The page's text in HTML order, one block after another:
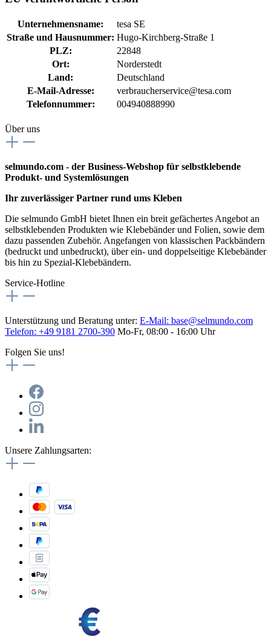
Unternehmensname:
tesa SE
Straße und Hausnummer: Hugo-Kirchberg-Straße 1
PLZ:
22848
Ort:
Norderstedt
Land:
Deutschland
E-Mail-Adresse:
verbraucherservice@tesa.com
Telefonnummer:
004940888990
Über uns
selmundo.com - der Business-Webshop für selbstklebende
Produkt- und Systemlösungen
Ihr zuverlässiger Partner rund ums Kleben
Die selmundo GmbH bietet Ihnen ein breit gefächertes Angebot an
selbstklebenden Produkten wie Klebebänder und Folien, sowie dem
dazu passenden Zubehör. Angefangen von klassischen Packbändern
(bedruckt und unbedruckt), über ein- und doppelseitige Klebebänder
bis hin zu Spezial-Klebebändern.
Service-Hotline
Unterstützung und Beratung unter: E-Mail: base@selmundo.com
Telefon: +49 9181 2700-390 Mo-Fr, 08:00 - 16:00 Uhr
Folgen Sie uns!
Unsere Zahlungsarten: